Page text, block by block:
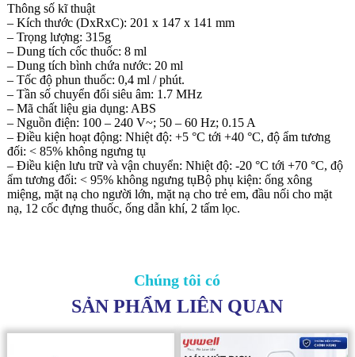
Thông số kĩ thuật
– Kích thước (DxRxC): 201 x 147 x 141 mm
– Trọng lượng: 315g
– Dung tích cốc thuốc: 8 ml
– Dung tích bình chứa nước: 20 ml
– Tốc độ phun thuốc: 0,4 ml / phút.
– Tần số chuyển đổi siêu âm: 1.7 MHz
– Mã chất liệu gia dụng: ABS
– Nguồn điện: 100 – 240 V~; 50 – 60 Hz; 0.15 A
– Điều kiện hoạt động: Nhiệt độ: +5 °C tới +40 °C, độ ẩm tương
đối: < 85% không ngưng tụ
– Điều kiện lưu trữ và vận chuyển: Nhiệt độ: -20 °C tới +70 °C, độ
ẩm tương đối: < 95% không ngưng tụBộ phụ kiện: ống xông
miệng, mặt nạ cho người lớn, mặt nạ cho trẻ em, đầu nối cho mặt
nạ, 12 cốc đựng thuốc, ống dẫn khí, 2 tấm lọc.
Chúng tôi có
SẢN PHẨM LIÊN QUAN